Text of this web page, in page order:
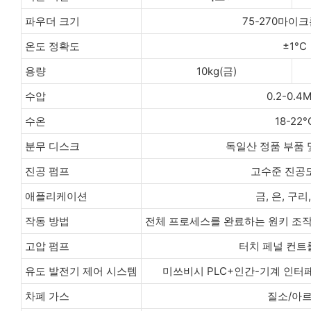
파우더 크기
75-270마이크
온도 정확도
±1°C
용량
10kg(금)
수압
0.2-
수온
18-
분무 디스크
독일산 정품 부품
진공 펌프
고수준 진공
애플리케이션
금, 은, 구리
작동 방법
전체 프로세스를 완료하는 원키 조
고압 펌프
터치 페널 컨트
유도 발전기 제어 시스템
미쓰비시 PLC+인간-기계 인터
차폐 가스
질소/아